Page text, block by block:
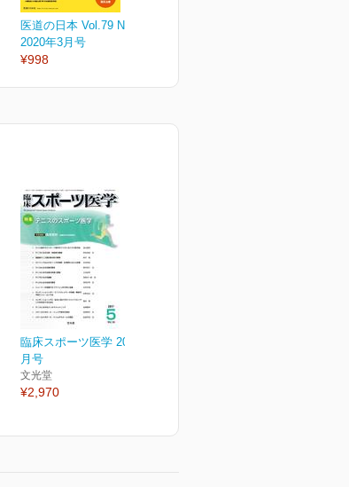
医道の日本 Vol.79 No.3
2020年3月号
¥998
臨床スポーツ医学 2017年5
月号
文光堂
¥2,970